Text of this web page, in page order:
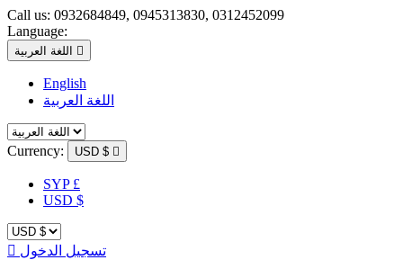
Call us: 0932684849, 0945313830, 0312452099
Language:
اللغة العربية 
English
اللغة العربية
Currency: USD $ 
SYP £
USD $
 تسجيل الدخول